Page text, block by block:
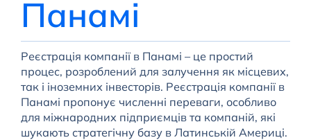
Панамі
Реєстрація компанії в Панамі – це простий
процес, розроблений для залучення як місцевих,
так і іноземних інвесторів. Реєстрація компанії в
Панамі пропонує численні переваги, особливо
для міжнародних підприємців та компаній, які
шукають стратегічну базу в Латинській Америці.